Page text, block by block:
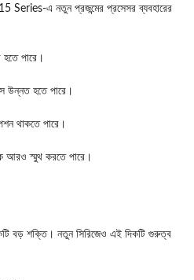
Series-এ নতুন প্রজন্মের প্রসেসর ব্যবহারের
হতে পারে।
উন্নত হতে পারে।
থাকতে পারে।
আরও স্মুথ করতে পারে।
বড় শক্তি। নতুন সিরিজেও এই দিকটি গুরুত্ব